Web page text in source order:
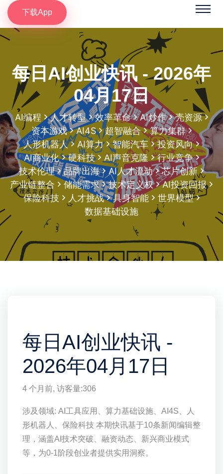
下载App
每日AI创业快讯 - 2026年
04月17日
AI编程 人才转型 效率革命 AI炒作
壳资源
资本游戏
AI4S 超智融合
算力集群
人形机器人
AI算力 智能汽车
投资风向
AI商业化
硬科技 AI声音克隆
行业竞争
技术伦理
品牌出海 AI人才流动
芯片创新
产业链整合
储能需求 技术定义权
AI投资回报
保险科技
人才挑战 具身智能
世界模型
数据基础设施
每日AI创业快讯 -
2026年04月17日
4 个月前, 访客量:306
涉及领域: AI工具应用、算力基础设施、AI4S、人
形机器人、保险科技 本期快讯基于10条新闻编辑整
理，涵盖AI技术突破、融资动态、新兴商业模式
等，为0-1阶段创业者提供实用洞察。